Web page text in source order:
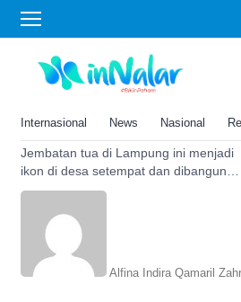
Internasional News Nasional
Ikon Desa
Jadi Ikon Desa, Jembatan Tua di
Lampung Ini Dibangun Sejak
Mulai Terlupakan?
Jembatan tua di Lampung ini menjadi
ikon di desa setempat dan dibangun
pada masa penjajahan belanda, tapi
Alfina Indira Qamaril